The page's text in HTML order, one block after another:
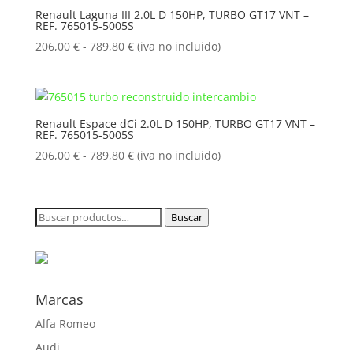
206,00 €
hasta
789,80 €
Renault Laguna III 2.0L D 150HP, TURBO GT17 VNT –
REF. 765015-5005S
206,00 € - 789,80 €Rango
desde
206,00 €
hasta
789,80 €
(iva no incluido)
Renault Espace dCi 2.0L D 150HP, TURBO GT17 VNT –
REF. 765015-5005S
206,00 € - 789,80 €Rango
desde
206,00 €
(iva no incluido)
Buscar
Buscar
Marcas
Alfa Romeo